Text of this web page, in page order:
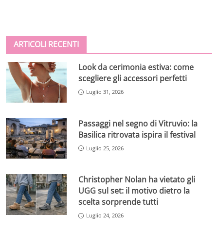
ARTICOLI RECENTI
Look da cerimonia estiva: come
scegliere gli accessori perfetti
Luglio 31, 2026
Passaggi nel segno di Vitruvio: la
Basilica ritrovata ispira il festival
Luglio 25, 2026
Christopher Nolan ha vietato gli
UGG sul set: il motivo dietro la
scelta sorprende tutti
Luglio 24, 2026